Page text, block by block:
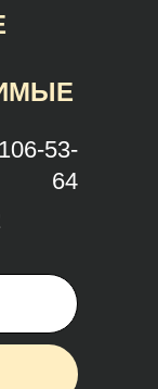
53-
64